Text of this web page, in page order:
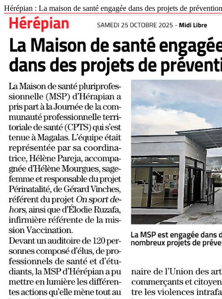
Hérépian : La maison de santé engagée dans des projets de prévention